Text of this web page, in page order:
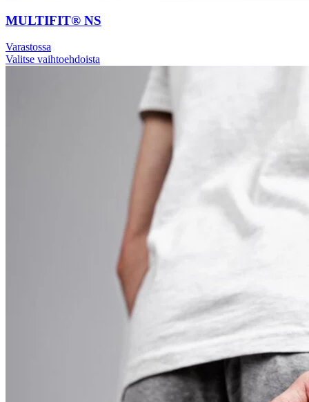
MULTIFIT® NS
Varastossa
Valitse vaihtoehdoista